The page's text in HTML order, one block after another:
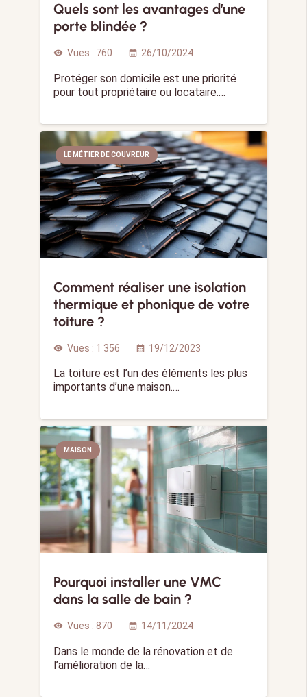
Quels sont les avantages d’une
porte blindée ?
visibility Vues : 760 calendar_month 26/10/2024
Protéger son domicile est une priorité
pour tout propriétaire ou locataire.…
LE MÉTIER DE COUVREUR
Comment réaliser une isolation
thermique et phonique de votre
toiture ?
visibility Vues : 1 356 calendar_month 19/12/2023
La toiture est l’un des éléments les plus
importants d’une maison.…
MAISON
Pourquoi installer une VMC
dans la salle de bain ?
visibility Vues : 870 calendar_month 14/11/2024
Dans le monde de la rénovation et de
l’amélioration de la…